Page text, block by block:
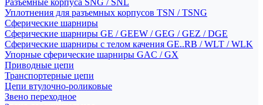
Разъемные корпуса SNG / SNL
Уплотнения для разъемных корпусов TSN / TSNG
Сферические шарниры
Сферические шарниры GE / GEEW / GEG / GEZ / DGE
Сферические шарниры с телом качения GE..RB / WLT / WLK
Упорные сферические шарниры GAC / GX
Приводные цепи
Транспортерные цепи
Цепи втулочно-роликовые
Звено переходное